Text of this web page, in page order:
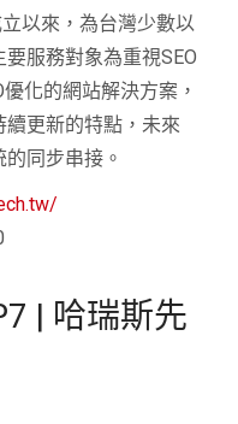
以來，為台灣少數以
服務對象為重視SEO
化的網站解決方案，
更新的特點，未來
同步串接。
| 哈瑞斯先